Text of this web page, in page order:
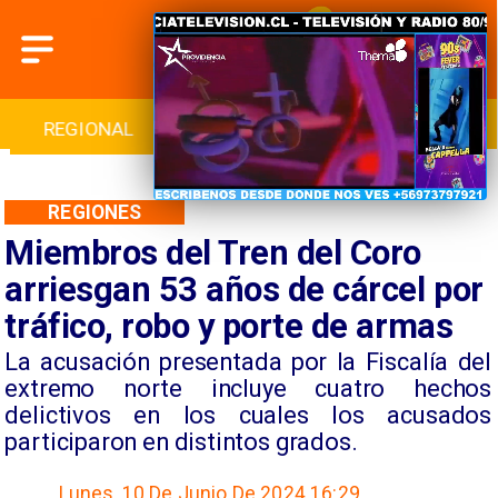
INTERNACIONAL DEPORTES CULTURA
Miembros del Tren del Coro
arriesgan 53 años de cárcel por
tráfico, robo y porte de armas
​La acusación presentada por la Fiscalía del
extremo norte incluye cuatro hechos
delictivos en los cuales los acusados
participaron en distintos grados.
REGIONES
Lunes, 10 De Junio De 2024 16:29